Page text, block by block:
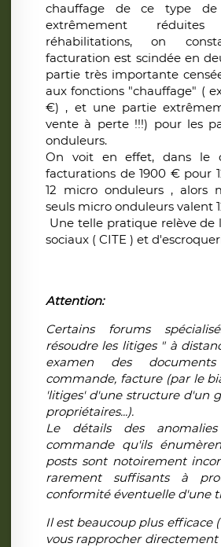
chauffage de ce type
extrêmement
réhabilitations, on
facturation est scindée en
partie très importante
aux fonctions "chauffage" (
€) , et une partie
vente à perte !!!) pour les
onduleurs.
On voit en effet, dans le
facturations de 1900 € pour
12 micro onduleurs , alors
seuls micro onduleurs valent
Une telle pratique relève de
sociaux ( CITE ) et
Attention:
Certains forums
résoudre les litiges " à
examen des
commande, facture (par le
'litiges' d'une structure d'un
propriétaires...).
Le détails des
commande qu'ils
posts sont notoirement
rarement suffisants à
conformité éventuelle d'une
Il est beaucoup plus efficace
vous rapprocher